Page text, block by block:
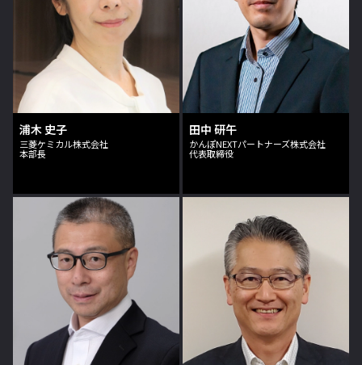
浦木 史子
三菱ケミカル株式会社
本部長
田中 研午
かんぽNEXTパートナーズ株式会社
代表取締役